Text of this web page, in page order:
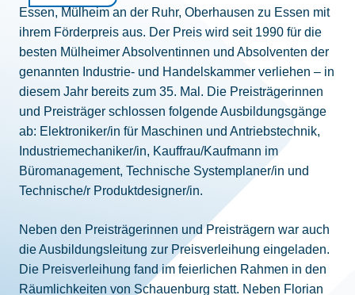
Essen, Mülheim an der Ruhr, Oberhausen zu Essen mit
ihrem Förderpreis aus. Der Preis wird seit 1990 für die
besten Mülheimer Absolventinnen und Absolventen der
genannten Industrie- und Handelskammer verliehen – in
diesem Jahr bereits zum 35. Mal. Die Preisträgerinnen
und Preisträger schlossen folgende Ausbildungsgänge
ab: Elektroniker/in für Maschinen und Antriebstechnik,
Industriemechaniker/in, Kauffrau/Kaufmann im
Büromanagement, Technische Systemplaner/in und
Technische/r Produktdesigner/in.
Neben den Preisträgerinnen und Preisträgern war auch
die Ausbildungsleitung zur Preisverleihung eingeladen.
Die Preisverleihung fand im feierlichen Rahmen in den
Räumlichkeiten von Schauenburg statt. Neben Florian